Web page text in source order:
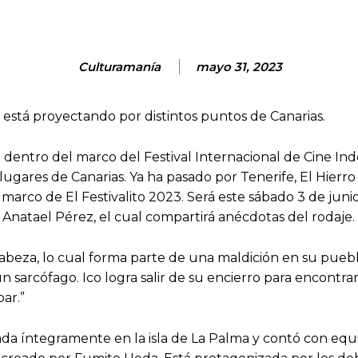
Culturamanía mayo 31, 2023
proyectando por distintos puntos de Canarias.
del marco del Festival Internacional de Cine
de Canarias. Ya ha pasado por Tenerife, El
de El Festivalito 2023. Será este sábado 3 de
Pérez, el cual compartirá anécdotas del rodaje.
lo cual forma parte de una maldición en su
Ico logra salir de su encierro para
íntegramente en la isla de La Palma y contó con